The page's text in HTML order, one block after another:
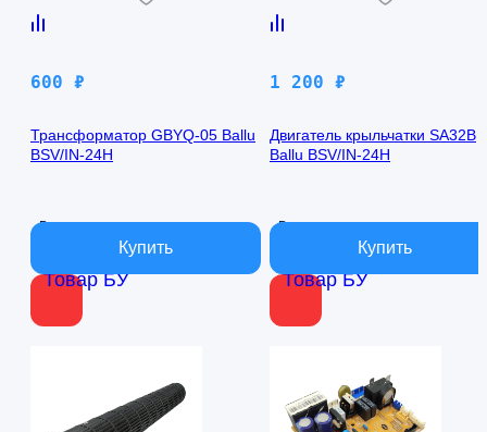
Товар БУ
600 ₽
Трансформатор GBYQ-05 Ballu
BSV/IN-24H
В наличии
Товар БУ
1 200 ₽
Двигатель крыльчатки SA32B
Ballu BSV/IN-24H
В наличии